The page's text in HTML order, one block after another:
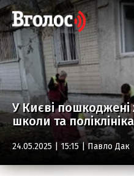
У Києві
школи та поліклініка
24.05.2025 | 15:15 |Павло Дак